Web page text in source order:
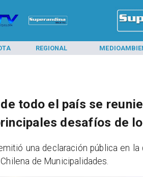
REGIONAL
todo el país se
desafíos de
una declaración pública en
de Municipalidades.